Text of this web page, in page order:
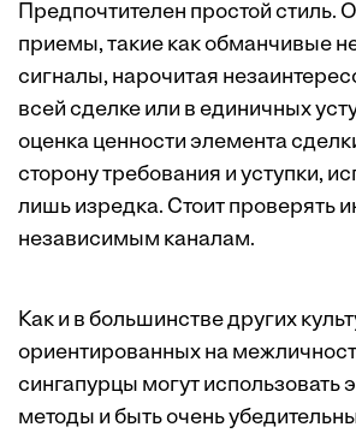
Предпочтителен простой стиль.
приемы, такие как обманчивые
сигналы, нарочитая
всей сделке или в единичных
оценка ценности элемента
сторону требования и уступки,
лишь изредка. Стоит проверять
независимым каналам.
Как и в большинстве других
ориентированных на
сингапурцы могут использовать
методы и быть очень